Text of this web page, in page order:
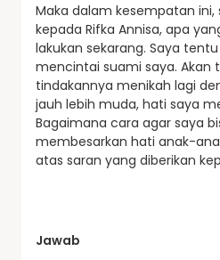
Maka dalam kesempatan
kepada Rifka Annisa, apa
lakukan sekarang. Saya
mencintai suami saya. Akan
tindakannya menikah lagi
jauh lebih muda, hati saya
Bagaimana cara agar saya
membesarkan hati anak-
atas saran yang diberikan
Jawab